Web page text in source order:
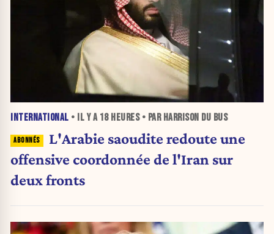
INTERNATIONAL • IL Y A 18 HEURES• PAR HARRISON DU BUS
L'Arabie saoudite redoute une
offensive coordonnée de l'Iran sur
deux fronts